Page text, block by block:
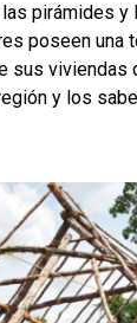
pirámides
poseen una
sus viviendas
y los